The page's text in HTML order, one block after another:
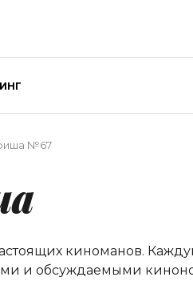
№67
киноманов.
и обсуждаемыми